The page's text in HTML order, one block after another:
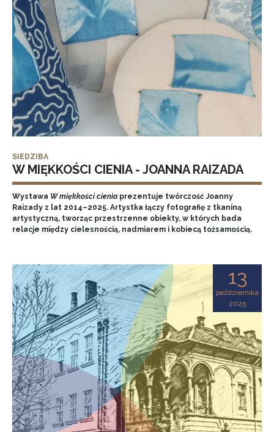
SIEDZIBA
W MIĘKKOŚCI CIENIA - JOANNA RAIZADA
Wystawa W miękkości cieniaprezentuje twórczość Joanny
Raizady z lat 2014–2025. Artystka łączy fotografię z tkaniną
artystyczną, tworząc przestrzenne obiekty, w których bada
relacje między cielesnością, nadmiarem i kobiecą tożsamością.
13
października
2025